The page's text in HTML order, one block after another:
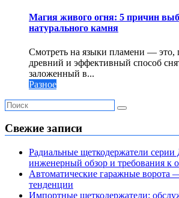
Магия живого огня: 5 причин
натурального камня
Смотреть на языки пламени — это,
древний и эффективный способ
заложенный в...
Разное
Свежие записи
Радиальные щеткодержатели
инженерный обзор и требования к
Автоматические гаражные ворота
тенденции
Импортные щеткодержатели: